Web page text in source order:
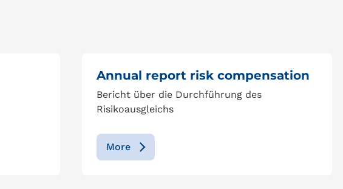
Annual report risk compensation
Bericht über die Durchführung des
Risikoausgleichs
More